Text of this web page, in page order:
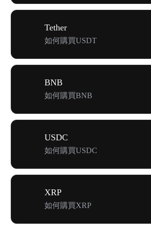
Tether
如何購買USDT
BNB
如何購買BNB
USDC
如何購買USDC
XRP
如何購買XRP